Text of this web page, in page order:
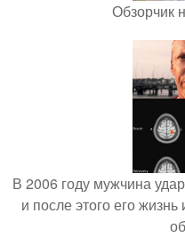
Обзорчик
В 2006 году мужчина
и после этого его